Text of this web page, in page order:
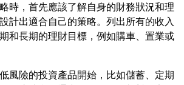
時，首先應該了解自身的財務狀況和理
計出適合自己的策略。列出所有的收入
和長期的理財目標，例如購車、置業或
風險的投資產品開始，比如儲蓄、定期